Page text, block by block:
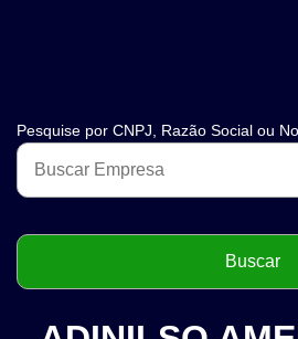
Pesquise por CNPJ, Razão Social ou